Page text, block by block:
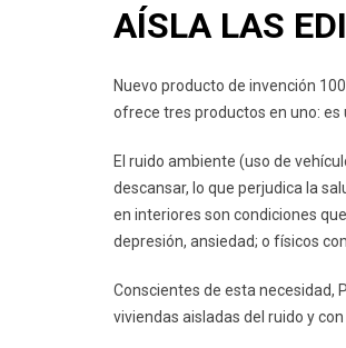
AÍSLA LAS
Nuevo producto de invención
ofrece tres productos en uno: es
El ruido ambiente (uso de
descansar, lo que perjudica la
en interiores son condiciones
depresión, ansiedad; o físicos
Conscientes de esta necesidad,
viviendas aisladas del ruido y